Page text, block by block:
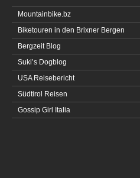
Mountainbike.bz
Biketouren in den Brixner Bergen
Bergzeit Blog
Suki’s Dogblog
USA Reisebericht
Südtirol Reisen
Gossip Girl Italia